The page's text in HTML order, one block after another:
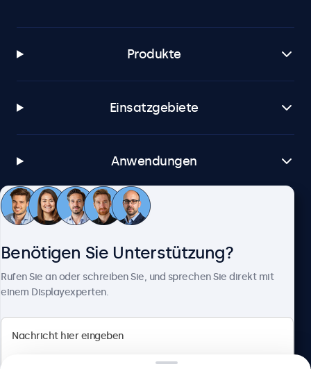
Produkte
Einsatzgebiete
Anwendungen
Kundenservice
Benötigen Sie Unterstützung?
Rufen Sie an oder schreiben Sie, und sprechen Sie direkt mit
einem Displayexperten.